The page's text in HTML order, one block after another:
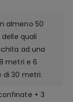
almeno 50
quali
ad una
metri e 6
di 30 metri.
+ 3